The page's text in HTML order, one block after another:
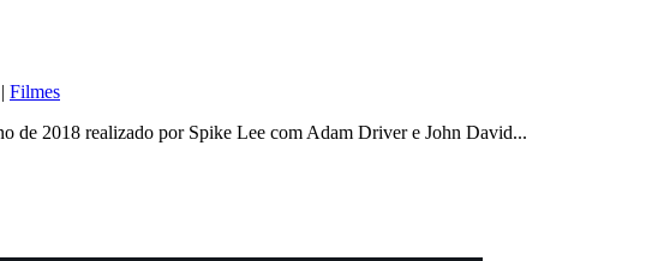
| Filmes
de 2018 realizado por Spike Lee com Adam Driver e John David...